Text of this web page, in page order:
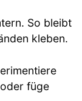
So bleibt
kleben.
füge